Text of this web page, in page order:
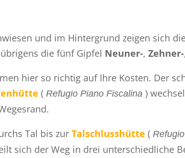
und im Hintergrund zeigen sich
die fünf Gipfel Neuner-,Zehner-
hier so richtig auf Ihre Kosten. Der
(Refugio Piano Fiscalina )
Tal bis zurTalschlusshütte (
sich der Weg in drei unterschiedliche